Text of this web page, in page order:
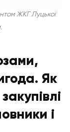
ЖКГ Луцької
Як
і